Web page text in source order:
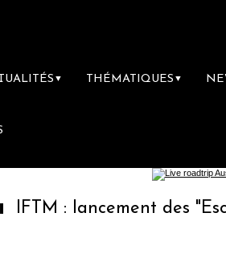
▼ THÉMATIQUES ▼
des "Escales